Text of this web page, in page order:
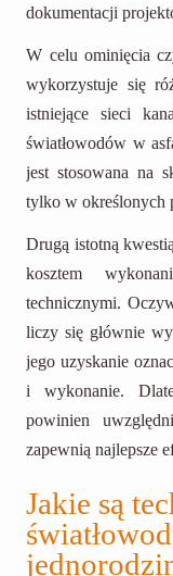
dokumentacji
W celu ominięcia
wykorzystuje się
istniejące sieci
światłowodów w
jest stosowana na
tylko w określonych
Drugą istotną
kosztem
technicznymi.
liczy się głównie
jego uzyskanie
i wykonanie.
powinien
zapewnią najlepsze
Jakie są